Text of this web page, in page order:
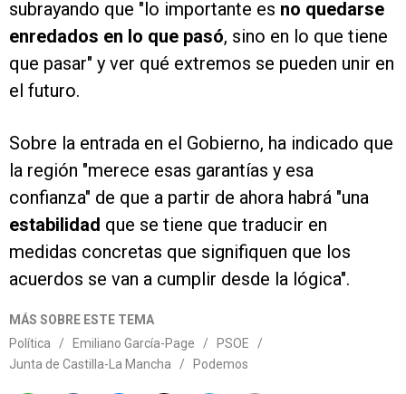
subrayando que "lo importante es no quedarse
enredados en lo que pasó, sino en lo que tiene
que pasar" y ver qué extremos se pueden unir en
el futuro.
Sobre la entrada en el Gobierno, ha indicado que
la región "merece esas garantías y esa
confianza" de que a partir de ahora habrá "una
estabilidad que se tiene que traducir en
medidas concretas que signifiquen que los
acuerdos se van a cumplir desde la lógica".
MÁS SOBRE ESTE TEMA
Política
/ Emiliano García-Page / PSOE
/
Junta de Castilla-La Mancha
/ Podemos